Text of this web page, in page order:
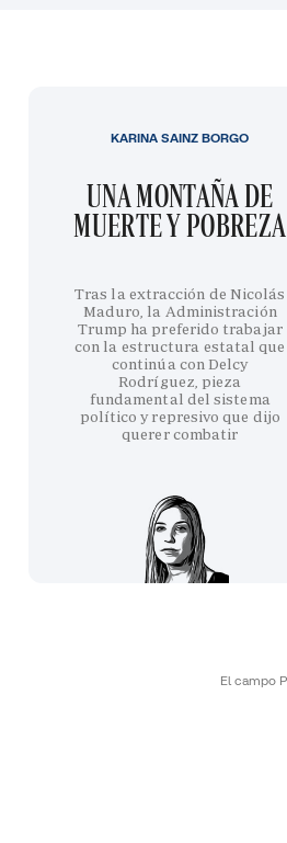
UNA MONTAÑA DE
MUERTE Y POBREZA
Tras la extracción de Nicolás
Maduro, la Administración
Trump ha preferido trabajar
con la estructura estatal que
continúa con Delcy
Rodríguez, pieza
fundamental del sistema
político y represivo que dijo
querer combatir
KARINA SAINZ BORGO
El campo